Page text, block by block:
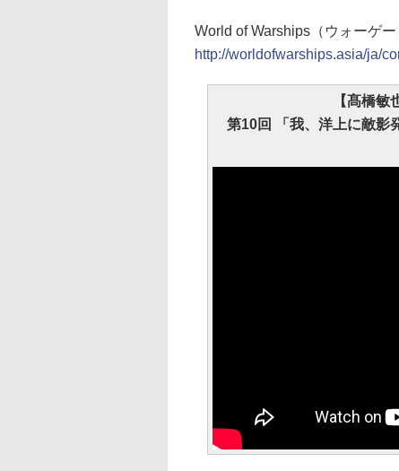
World of Warships（ウォーゲー
http://worldofwarships.asia/ja/
【髙橋
第10回 「我、洋上に敵影